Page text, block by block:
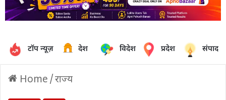
टॉप न्यूज़ देश विदेश प्रदेश
Home /राज्य